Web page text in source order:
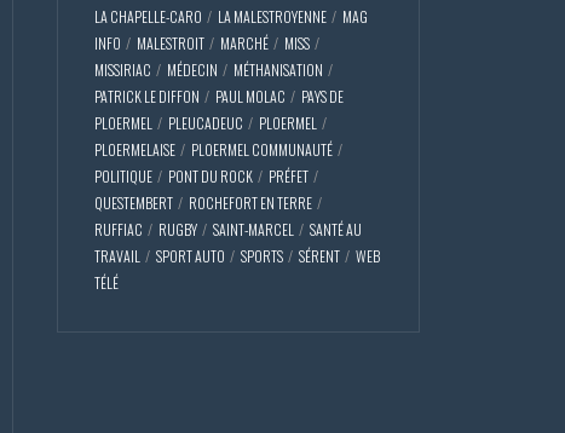
LA CHAPELLE-CARO
LA MALESTROYENNE
MAG
INFO
MALESTROIT MARCHÉ
MISS
MISSIRIAC
MÉDECIN
MÉTHANISATION
PATRICK LE DIFFON
PAUL MOLAC
PAYS DE
PLOERMEL
PLEUCADEUC
PLOERMEL
PLOERMELAISE
PLOERMEL COMMUNAUTÉ
POLITIQUE
PONT DU ROCK
PRÉFET
QUESTEMBERT
ROCHEFORT EN TERRE
RUFFIAC
RUGBY SAINT-MARCEL
SANTÉ AU
TRAVAIL
SPORT AUTO SPORTS SÉRENT
WEB
TÉLÉ